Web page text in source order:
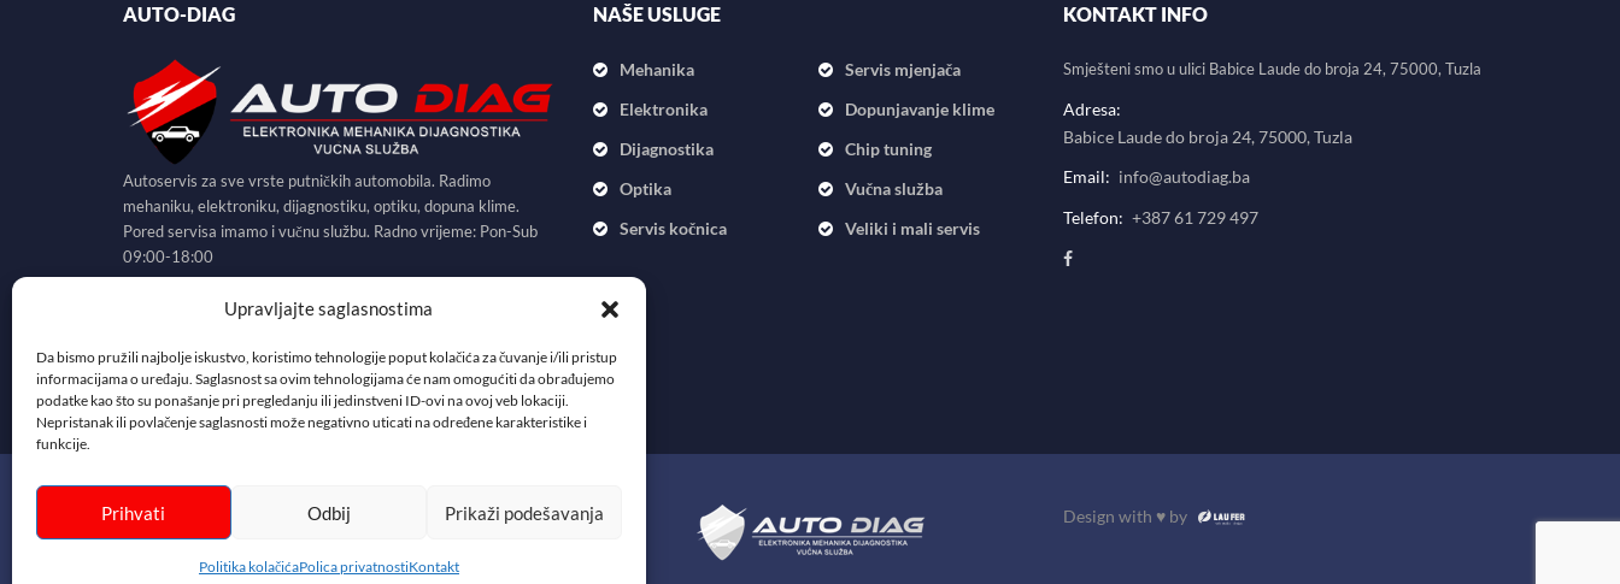
Upravljajte saglasnostima
Da bismo pružili najbolje iskustvo, koristimo tehnologije poput kolačića za čuvanje i/ili pristup
informacijama o uređaju. Saglasnost sa ovim tehnologijama će nam omogućiti da obrađujemo
podatke kao što su ponašanje pri pregledanju ili jedinstveni ID-ovi na ovoj veb lokaciji.
Nepristanak ili povlačenje saglasnosti može negativno uticati na određene karakteristike i
funkcije.
Prihvati Odbij Prikaži podešavanja
Politika kolačićaPolica privatnostiKontakt
AUTO-DIAG
Autoservis za sve vrste putničkih automobila. Radimo
mehaniku, elektroniku, dijagnostiku, optiku, dopuna klime.
Pored servisa imamo i vučnu službu. Radno vrijeme: Pon-Sub
09:00-18:00
NAŠE USLUGE
Mehanika
Elektronika
Dijagnostika
Optika
Servis kočnica
Servis mjenjača
Dopunjavanje klime
Chip tuning
Vučna služba
Veliki i mali servis
KONTAKT INFO
Smješteni smo u ulici Babice Laude do broja 24, 75000, Tuzla
Adresa:
Babice Laude do broja 24, 75000, Tuzla
Email: info@autodiag.ba
Telefon: +387 61 729 497
Copyrights © 2021 AUTO-DIAG | Autoservis Tuzla Design with ♥ by